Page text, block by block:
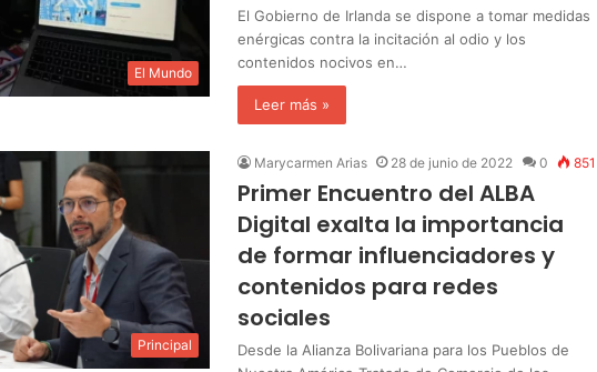
El Mundo
El Gobierno de Irlanda se dispone a tomar medidas
enérgicas contra la incitación al odio y los
contenidos nocivos en…
Leer más »
Principal
Marycarmen Arias 28 de junio de 2022 0 851
Primer Encuentro del ALBA
Digital exalta la importancia
de formar influenciadores y
contenidos para redes
sociales
Desde la Alianza Bolivariana para los Pueblos de